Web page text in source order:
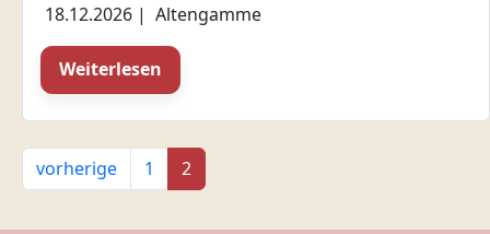
18.12.2026 | Altengamme
Weiterlesen
vorherige 1 2